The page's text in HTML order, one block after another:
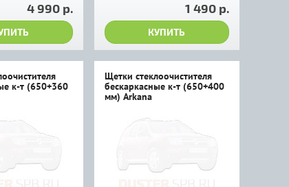
4 990 р. 1 490 р.
КУПИТЬ
к-т (650+360
Щетки стеклоочистителя
бескаркасные к-т (650+400
мм) Arkana